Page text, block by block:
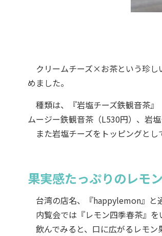
クリームチーズ×お茶という珍し
めました。
種類は、『岩塩チーズ鉄観音茶
ムージー鉄観音茶（L530円）、岩
また岩塩チーズをトッピングとし
果実感たっぷりのレモ
台湾の店名、『happylemon』と
内覧会では『レモン四季春茶』を
飲んでみると、口に広がるレモン